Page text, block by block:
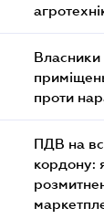
проти
ПДВ на
кордону: